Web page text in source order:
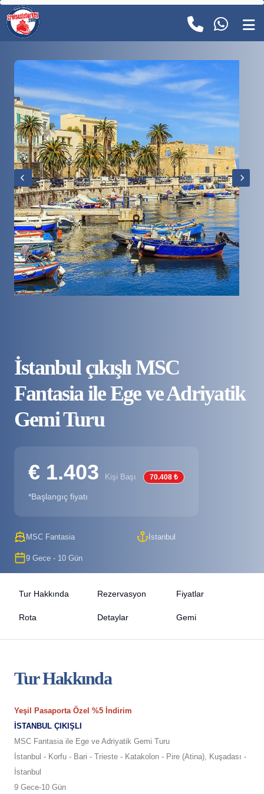
İstanbul çıkışlı MSC
Fantasia ile Ege ve Adriyatik
Gemi Turu
€ 1.403 Kişi Başı 70.408 ₺
*Başlangıç fiyatı
MSC Fantasia İstanbul
9 Gece - 10 Gün
Tur Hakkında Rezervasyon Fiyatlar
Rota Detaylar Gemi
Tur Hakkında
Yeşil Pasaporta Özel %5 İndirim
İSTANBUL ÇIKIŞLI
MSC Fantasia ile Ege ve Adriyatik Gemi Turu
İstanbul - Korfu - Bari - Trieste - Katakolon - Pire (Atina), Kuşadası -
İstanbul
9 Gece-10 Gün